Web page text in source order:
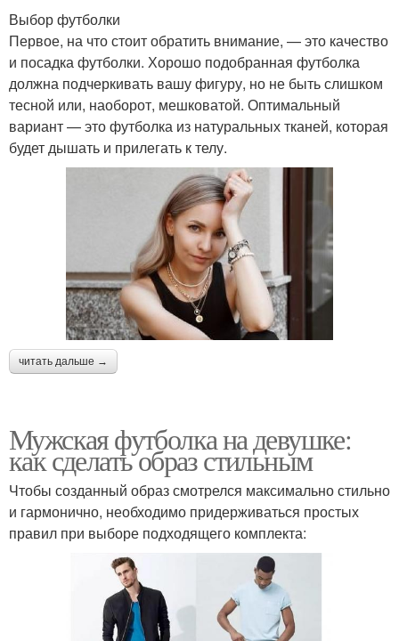
Выбор футболки
Первое, на что стоит обратить внимание, — это качество
и посадка футболки. Хорошо подобранная футболка
должна подчеркивать вашу фигуру, но не быть слишком
тесной или, наоборот, мешковатой. Оптимальный
вариант — это футболка из натуральных тканей, которая
будет дышать и прилегать к телу.
читать дальше →
Мужская футболка на девушке:
как сделать образ стильным
Чтобы созданный образ смотрелся максимально стильно
и гармонично, необходимо придерживаться простых
правил при выборе подходящего комплекта: